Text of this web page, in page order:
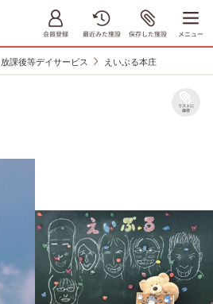
放課後等デイサービス えいぶる本庄
リストに
保存